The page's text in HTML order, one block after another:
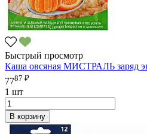
Быстрый просмотр
Каша овсяная МИСТРАЛЬ заряд
7787 ₽
1 шт
В корзину